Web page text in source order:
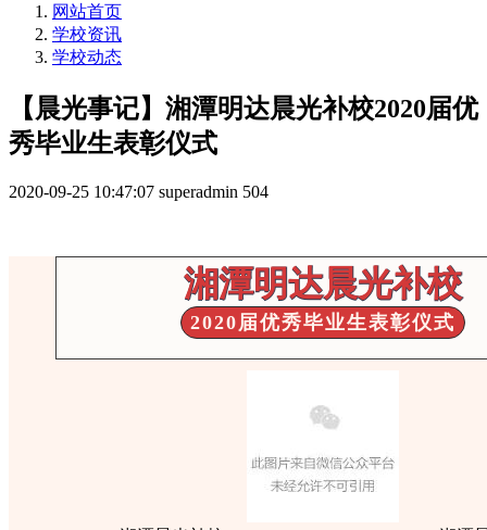
网站首页
学校资讯
学校动态
【晨光事记】湘潭明达晨光补校2020届优
秀毕业生表彰仪式
2020-09-25 10:47:07 superadmin 504
湘潭明达晨光补校
2020届优秀毕业生表彰仪式